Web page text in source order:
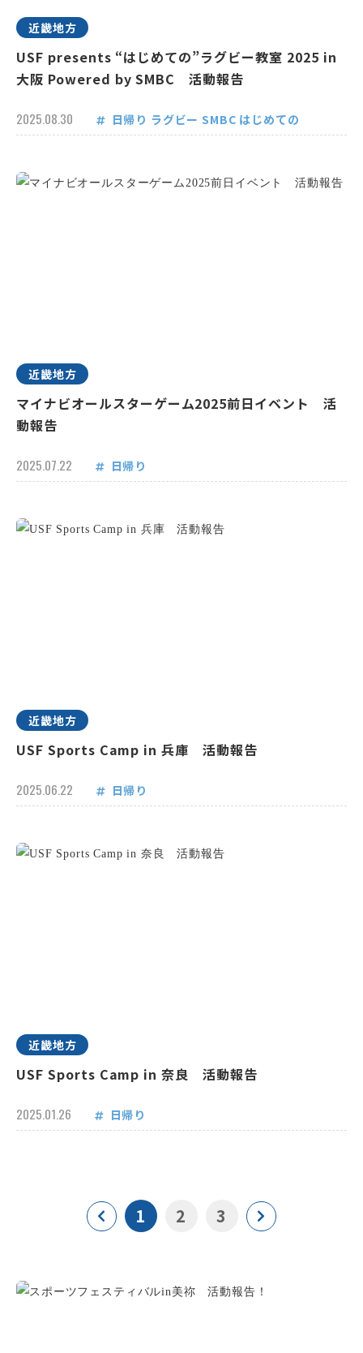
近畿地方
USF presents “はじめての”ラグビー教室 2025 in
大阪 Powered by SMBC 活動報告
2025.08.30 日帰り ラグビー SMBC はじめての
近畿地方
マイナビオールスターゲーム2025前日イベント 活
動報告
2025.07.22 日帰り
近畿地方
USF Sports Camp in 兵庫 活動報告
2025.06.22 日帰り
近畿地方
USF Sports Camp in 奈良 活動報告
2025.01.26 日帰り
1 2 3